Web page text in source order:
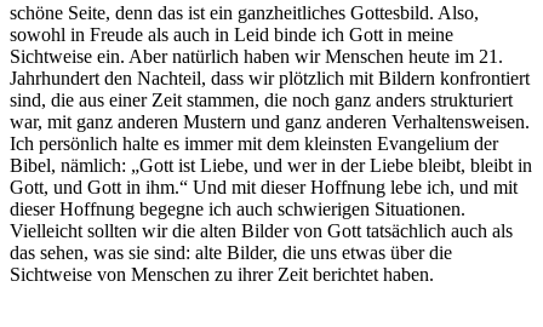
schöne Seite, denn das ist ein ganzheitliches Gottesbild. Also,
sowohl in Freude als auch in Leid binde ich Gott in meine
Sichtweise ein. Aber natürlich haben wir Menschen heute im 21.
Jahrhundert den Nachteil, dass wir plötzlich mit Bildern konfrontiert
sind, die aus einer Zeit stammen, die noch ganz anders strukturiert
war, mit ganz anderen Mustern und ganz anderen Verhaltensweisen.
Ich persönlich halte es immer mit dem kleinsten Evangelium der
Bibel, nämlich: „Gott ist Liebe, und wer in der Liebe bleibt, bleibt in
Gott, und Gott in ihm.“ Und mit dieser Hoffnung lebe ich, und mit
dieser Hoffnung begegne ich auch schwierigen Situationen.
Vielleicht sollten wir die alten Bilder von Gott tatsächlich auch als
das sehen, was sie sind: alte Bilder, die uns etwas über die
Sichtweise von Menschen zu ihrer Zeit berichtet haben.